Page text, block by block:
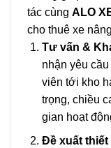
tác cùng ALO
cho thuê xe
Tư vấn &
nhận yêu
viên tới kho
trọng, chiều
gian hoạt
Đề xuất